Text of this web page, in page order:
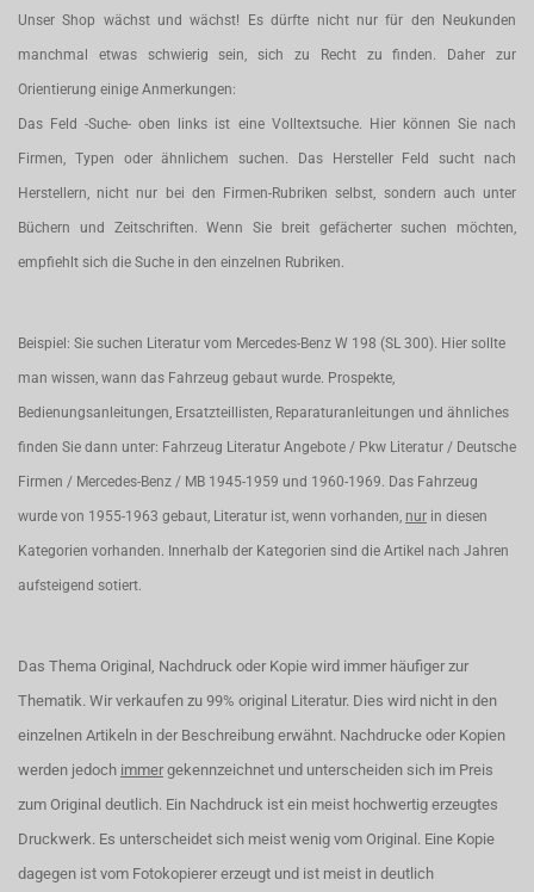
Unser Shop wächst und wächst! Es dürfte nicht nur für den Neukunden
manchmal etwas schwierig sein, sich zu Recht zu finden. Daher zur
Orientierung einige Anmerkungen:
Das Feld -Suche- oben links ist eine Volltextsuche. Hier können Sie nach
Firmen, Typen oder ähnlichem suchen. Das Hersteller Feld sucht nach
Herstellern, nicht nur bei den Firmen-Rubriken selbst, sondern auch unter
Büchern und Zeitschriften. Wenn Sie breit gefächerter suchen möchten,
empfiehlt sich die Suche in den einzelnen Rubriken.
Beispiel: Sie suchen Literatur vom Mercedes-Benz W 198 (SL 300). Hier sollte
man wissen, wann das Fahrzeug gebaut wurde. Prospekte,
Bedienungsanleitungen, Ersatzteillisten, Reparaturanleitungen und ähnliches
finden Sie dann unter: Fahrzeug Literatur Angebote / Pkw Literatur / Deutsche
Firmen / Mercedes-Benz / MB 1945-1959 und 1960-1969. Das Fahrzeug
wurde von 1955-1963 gebaut, Literatur ist, wenn vorhanden, nur in diesen
Kategorien vorhanden. Innerhalb der Kategorien sind die Artikel nach Jahren
aufsteigend sotiert.
Das Thema Original, Nachdruck oder Kopie wird immer häufiger zur
Thematik. Wir verkaufen zu 99% original Literatur. Dies wird nicht in den
einzelnen Artikeln in der Beschreibung erwähnt. Nachdrucke oder Kopien
werden jedoch immer gekennzeichnet und unterscheiden sich im Preis
zum Original deutlich. Ein Nachdruck ist ein meist hochwertig erzeugtes
Druckwerk. Es unterscheidet sich meist wenig vom Original. Eine Kopie
dagegen ist vom Fotokopierer erzeugt und ist meist in deutlich